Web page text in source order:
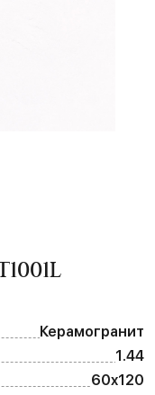
Керамогранит
1.44
60x120